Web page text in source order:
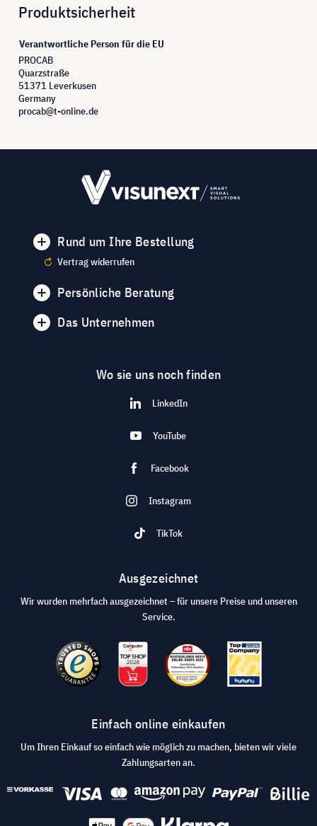
Produktsicherheit
Verantwortliche Person für die EU
PROCAB
Quarzstraße
51371 Leverkusen
Germany
procab@t-online.de
Rund um Ihre Bestellung
Vertrag widerrufen
Persönliche Beratung
Das Unternehmen
Wo sie uns noch finden
LinkedIn
YouTube
Facebook
Instagram
TikTok
Ausgezeichnet
Wir wurden mehrfach ausgezeichnet – für unsere Preise und unseren
Service.
Einfach online einkaufen
Um Ihren Einkauf so einfach wie möglich zu machen, bieten wir viele
Zahlungsarten an.